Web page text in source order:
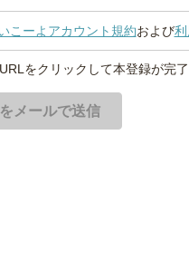
こーよアカウント規約および利
をクリックして本登録が完了